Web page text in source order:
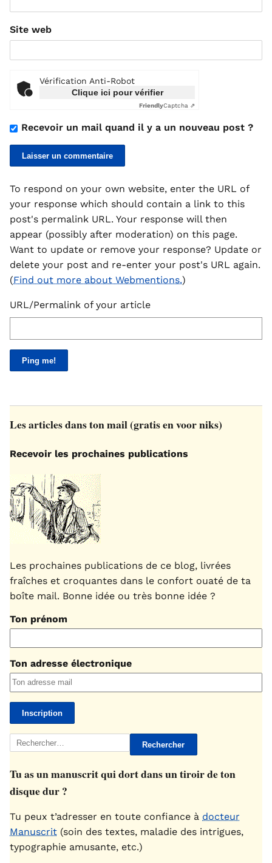
Site web
Vérification Anti-Robot
Clique ici pour vérifier
FriendlyCaptcha ⇗
Recevoir un mail quand il y a un nouveau post ?
To respond on your own website, enter the URL of
your response which should contain a link to this
post's permalink URL. Your response will then
appear (possibly after moderation) on this page.
Want to update or remove your response? Update or
delete your post and re-enter your post's URL again.
(Find out more about Webmentions.)
URL/Permalink of your article
Les articles dans ton mail (gratis en voor niks)
Recevoir les prochaines publications
Les prochaines publications de ce blog, livrées
fraîches et croquantes dans le confort ouaté de ta
boîte mail. Bonne idée ou très bonne idée ?
Ton prénom
Ton adresse électronique
Rechercher :
Tu as un manuscrit qui dort dans un tiroir de ton
disque dur ?
Tu peux t’adresser en toute confiance à docteur
Manuscrit (soin des textes, maladie des intrigues,
typographie amusante, etc.)